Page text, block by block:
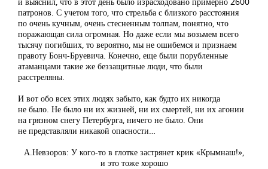
патронов. С учетом того, что стрельба с близкого расстояния
по очень кучным, очень стесненным толпам, понятно, что
поражающая сила огромная. Но даже если мы возьмем всего
тысячу погибших, то вероятно, мы не ошибемся и признаем
правоту Бонч-Бруевича. Конечно, еще были порубленные
атаманцами такие же беззащитные люди, что были
расстреляны.
И вот обо всех этих людях забыто, как будто их никогда
не было. Не было ни их жизней, ни их смертей, ни их агонии
на грязном снегу Петербурга, ничего не было. Они
не представляли никакой опасности…
А.Невзоров: У кого-то в глотке застрянет крик «Крымнаш!»,
и это тоже хорошо